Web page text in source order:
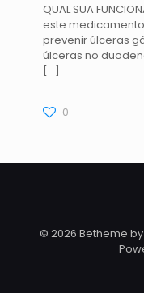
QUAL SUA
este
prevenir úlceras
úlceras no
[…]
0
© 2026 Betheme by